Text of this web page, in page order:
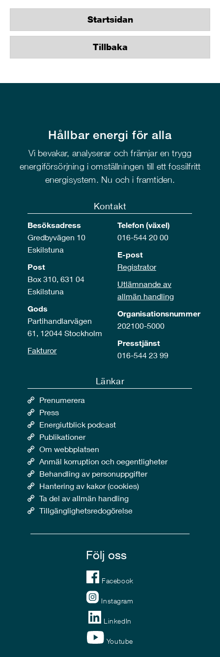
Startsidan
Tillbaka
Hållbar energi för alla
Vi bevakar, analyserar och främjar en trygg
energiförsörjning i omställningen till ett fossilfritt
energisystem. Nu och i framtiden.
Kontakt
Besöksadress
Gredbyvägen 10
Eskilstuna
Post
Box 310, 631 04
Eskilstuna
Gods
Partihandlarvägen
61, 12044 Stockholm
Fakturor
Telefon (växel)
016-544 20 00
E-post
Registrator
Utlämnande av
allmän handling
Organisationsnummer
202100-5000
Presstjänst
016-544 23 99
Länkar
Prenumerera
Press
Energiutblick podcast
Publikationer
Om webbplatsen
Anmäl korruption och oegentligheter
Behandling av personuppgifter
Hantering av kakor (cookies)
Ta del av allmän handling
Tillgänglighetsredogörelse
Följ oss
Facebook
Instagram
LinkedIn
Youtube